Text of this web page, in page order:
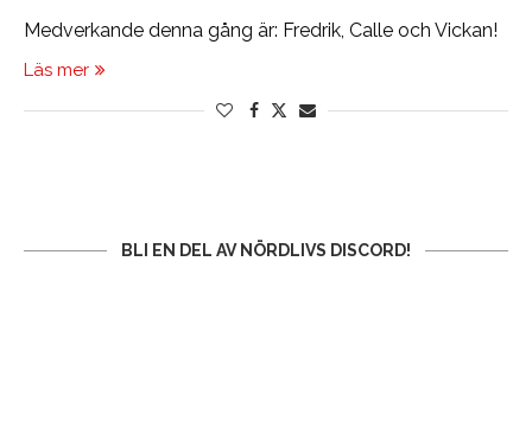
Medverkande denna gång är: Fredrik, Calle och Vickan!
Läs mer
BLI EN DEL AV NÖRDLIVS DISCORD!